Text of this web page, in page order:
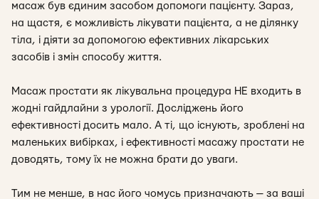
масаж був єдиним засобом допомоги пацієнту. Зараз,
на щастя, є можливість лікувати пацієнта, а не ділянку
тіла, і діяти за допомогою ефективних лікарських
засобів і змін способу життя.
Масаж простати як лікувальна процедура НЕ входить в
жодні гайдлайни з урології. Досліджень його
ефективності досить мало. А ті, що існують, зроблені на
маленьких вибірках, і ефективності масажу простати не
доводять, тому їх не можна брати до уваги.
Тим не менше, в нас його чомусь призначають — за ваші